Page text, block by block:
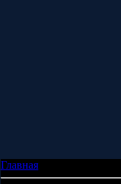
Главная